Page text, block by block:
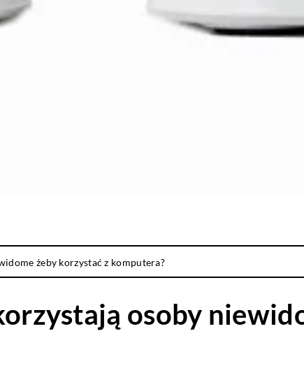
żeby korzystać z komputera?
osoby